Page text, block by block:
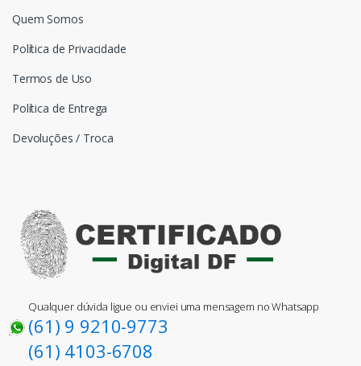
Quem Somos
Política de Privacidade
Termos de Uso
Política de Entrega
Devoluções / Troca
Qualquer dúvida ligue ou enviei uma mensagem no Whatsapp
(61) 9 9210-9773
(61) 4103-6708